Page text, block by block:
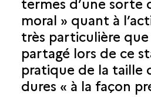
moral » quant à
très particulière que
partagé lors de ce
pratique de la taille
dures « à la façon